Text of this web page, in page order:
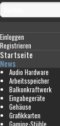
Einloggen
Registrieren
Startseite
News
Audio Hardware
Arbeitsspeicher
Balkonkraftwerk
Eingabegeräte
Gehäuse
Grafikkarten
Gaming-Stühle